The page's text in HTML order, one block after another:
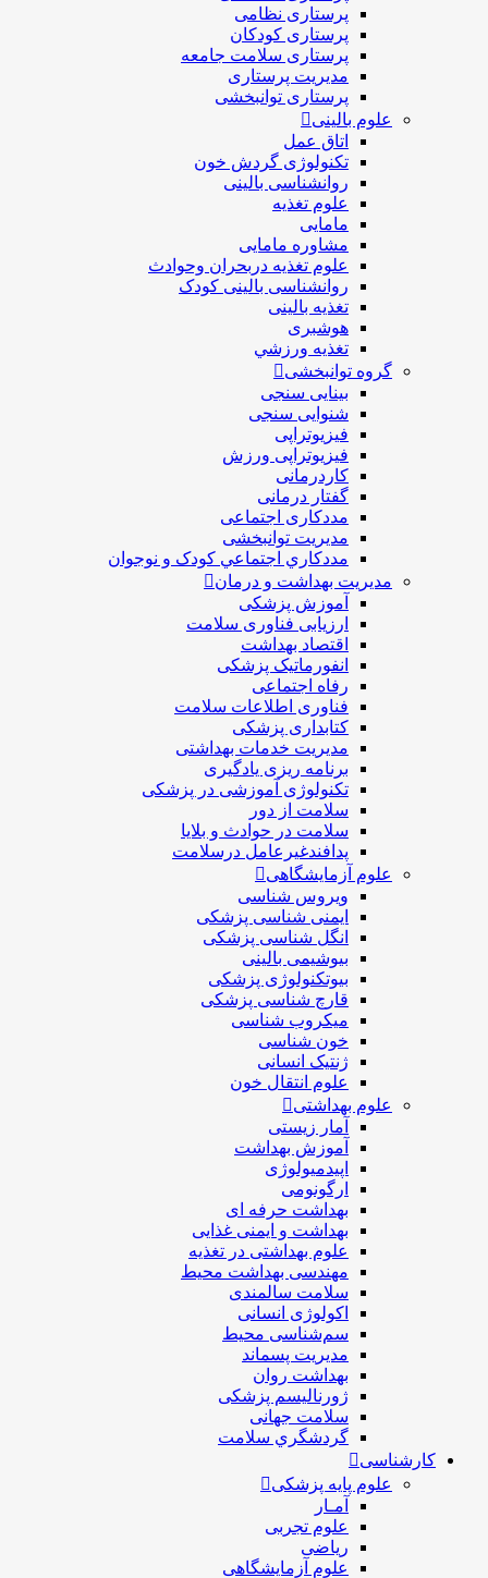
پرستاری نظامی
پرستاری کودکان
پرستاری سلامت جامعه
مدیریت پرستاری
پرستاری توانبخشی
علوم بالینی
اتاق عمل
تکنولوژی گردش خون
روانشناسی بالینی
علوم تغذیه
مامایی
مشاوره مامایی
علوم تغذیه دربحران وحوادث
روانشناسی بالینی کودک
تغذیه بالینی
هوشبری
تغذيه ورزشي
گروه توانبخشی
بینایی سنجی
شنوایی سنجی
فیزیوتراپی
فیزیوتراپی ورزش
کاردرمانی
گفتار درمانی
مددکاری اجتماعی
مديريت توانبخشی
مددکاري اجتماعي کودک و نوجوان
مدیریت بهداشت و درمان
آموزش پزشکی
ارزیابی فناوری سلامت
اقتصاد بهداشت
انفورماتیک پزشکی
رفاه اجتماعی
فناوری اطلاعات سلامت
کتابداری پزشکی
مديريت خدمات بهداشتی
برنامه ریزی یادگیری
تکنولوژی آموزشی در پزشکی
سلامت از دور
سلامت در حوادث و بلایا
پدافندغیرعامل درسلامت
علوم آزمایشگاهی
ویروس شناسی
ایمنی شناسی پزشكی
انگل شناسی پزشکی
بیوشیمی بالینی
بیوتکنولوژی پزشکی
قارچ شناسی پزشکی
ميكروب شناسی
خون شناسی
ژنتیک انسانی
علوم انتقال خون
علوم بهداشتی
آمار زیستی
آموزش بهداشت
اپیدمیولوژی
ارگونومی
بهداشت حرفه ای
بهداشت و ایمنی غذایی
علوم بهداشتی در تغذیه
مهندسی بهداشت محيط
سلامت سالمندی
اکولوژی انسانی
سم‌شناسی محیط
مدیریت پسماند
بهداشت روان
ژورنالیسم پزشکی
سلامت جهانی
گردشگري سلامت
کارشناسی
علوم پایه پزشکی
آمـار
علوم تجربی
ریاضی
علوم آزمایشگاهی